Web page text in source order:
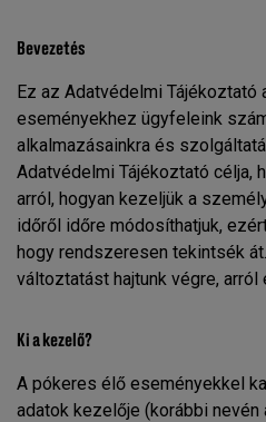
Bevezetés
Ez az Adatvédelmi Tájékoztató
eseményekhez ügyfeleink
alkalmazásainkra és
Adatvédelmi Tájékoztató célja,
arról, hogyan kezeljük a
időről időre módosíthatjuk,
hogy rendszeresen tekintsék
változtatást hajtunk végre, arról
Ki a kezelő?
A pókeres élő eseményekkel
adatok kezelője (korábbi